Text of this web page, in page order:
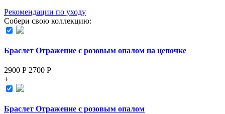
Рекомендации по уходу
Собери свою коллекцию:
Браслет Отражение с розовым опалом на цепочке
2900 Р 2700 Р
+
Браслет Отражение с розовым опалом